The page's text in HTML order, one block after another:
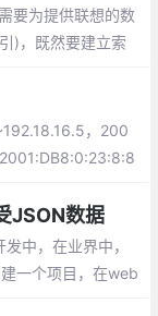
要为提供联想的数
)，既然要建立索
，200
JSON数据
中，在业界中，
一个项目，在web